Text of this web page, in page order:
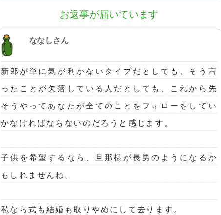
お返事が届いています
ななしさん
新郎が単に気が利かないタイプだとしても、そう言
ったことが欠落している人だとしても、これから先
そうやってあなたが全てのことをフォローをしてい
かなければならないのだろうと感じます。
子供を希望するなら、旦那様が長男のようになるか
もしれませんね。
私なら式も結婚も取りやめにして去ります。